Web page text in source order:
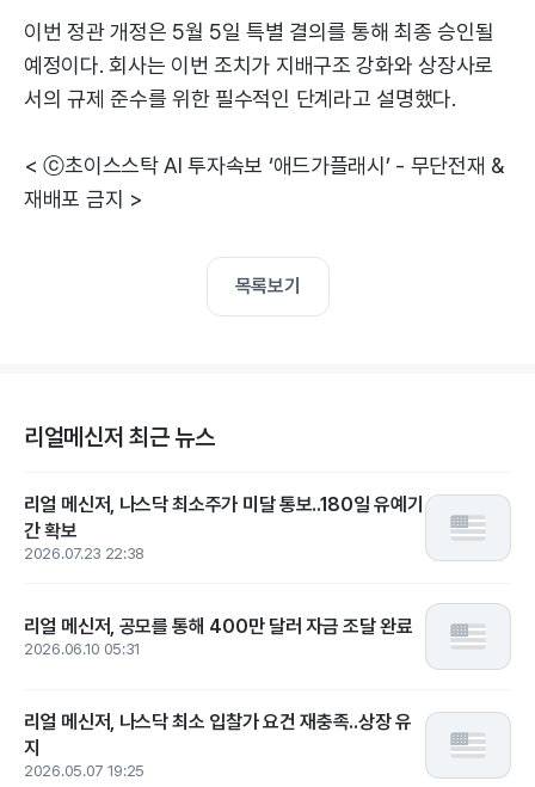
이번 정관 개정은 5월 5일 특별 결의를 통해 최종 승인될
예정이다. 회사는 이번 조치가 지배구조 강화와 상장사로
서의 규제 준수를 위한 필수적인 단계라고 설명했다.
< ⓒ초이스스탁 AI 투자속보 ‘애드가플래시’ - 무단전재 &
재배포 금지 >
목록보기
리얼메신저 최근 뉴스
리얼 메신저, 나스닥 최소주가 미달 통보..180일 유예기
간 확보
2026.07.23 22:38
리얼 메신저, 공모를 통해 400만 달러 자금 조달 완료
2026.06.10 05:31
리얼 메신저, 나스닥 최소 입찰가 요건 재충족..상장 유
지
2026.05.07 19:25